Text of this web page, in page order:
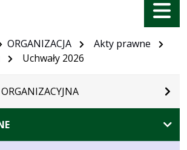
Menu
ORGANIZACJA
Akty prawne
Uchwały 2026